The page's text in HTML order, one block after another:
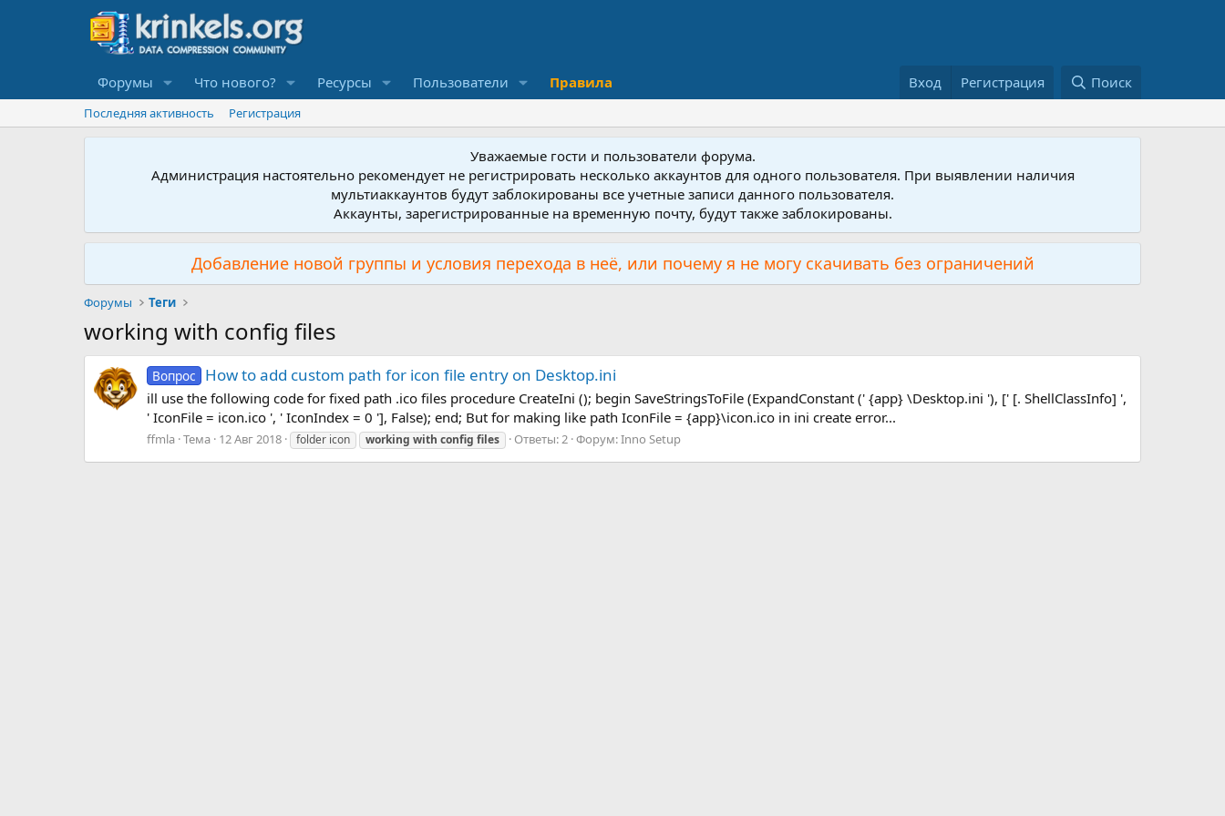
Форумы Что нового? Ресурсы Пользователи Правила Вход Регистрация Поиск
Последняя активность Регистрация
Уважаемые гости и пользователи форума.
Администрация настоятельно рекомендует не регистрировать несколько аккаунтов для одного пользователя. При выявлении наличия
мультиаккаунтов будут заблокированы все учетные записи данного пользователя.
Аккаунты, зарегистрированные на временную почту, будут также заблокированы.
Добавление новой группы и условия перехода в неё, или почему я не могу скачивать без ограничений
Форумы Теги
working with config files
Вопрос How to add custom path for icon file entry on Desktop.ini
ill use the following code for fixed path .ico files procedure CreateIni (); begin SaveStringsToFile (ExpandConstant (' {app} \Desktop.ini '), [' [. ShellClassInfo] ',
' IconFile = icon.ico ', ' IconIndex = 0 '], False); end; But for making like path IconFile = {app}\icon.ico in ini create error...
ffmla Тема 12 Авг 2018 folder icon working with config files Ответы: 2 Форум:Inno Setup